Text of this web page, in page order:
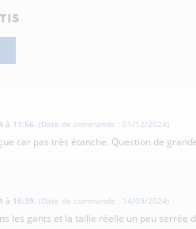
à 11:56. (Date de commande : 01/12/2024)
car pas très étanche. Question de
à 16:39. (Date de commande : 14/09/2024)
les gants et la taille réelle un peu serrée